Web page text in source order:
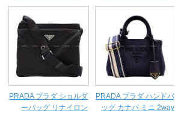
PRADA プラダ ショルダ
ーバッグ リナイロン
PRADA プラダ ハンドバ
ッグ カナパ ミニ 2way